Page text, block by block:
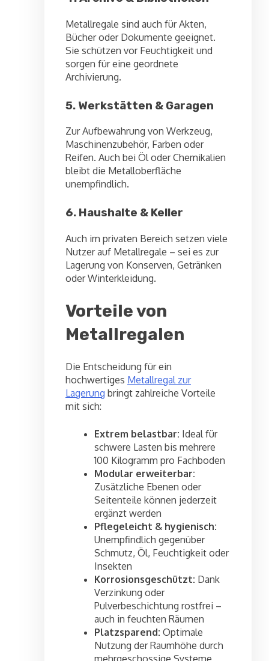
Metallregale sind auch für Akten,
Bücher oder Dokumente geeignet.
Sie schützen vor Feuchtigkeit und
sorgen für eine geordnete
Archivierung.
5. Werkstätten & Garagen
Zur Aufbewahrung von Werkzeug,
Maschinenzubehör, Farben oder
Reifen. Auch bei Öl oder Chemikalien
bleibt die Metalloberfläche
unempfindlich.
6. Haushalte & Keller
Auch im privaten Bereich setzen viele
Nutzer auf Metallregale – sei es zur
Lagerung von Konserven, Getränken
oder Winterkleidung.
Vorteile von
Metallregalen
Die Entscheidung für ein
hochwertiges Metallregal zur
Lagerung bringt zahlreiche Vorteile
mit sich:
Extrem belastbar: Ideal für
schwere Lasten bis mehrere
100 Kilogramm pro Fachboden
Modular erweiterbar:
Zusätzliche Ebenen oder
Seitenteile können jederzeit
ergänzt werden
Pflegeleicht & hygienisch:
Unempfindlich gegenüber
Schmutz, Öl, Feuchtigkeit oder
Insekten
Korrosionsgeschützt: Dank
Verzinkung oder
Pulverbeschichtung rostfrei –
auch in feuchten Räumen
Platzsparend: Optimale
Nutzung der Raumhöhe durch